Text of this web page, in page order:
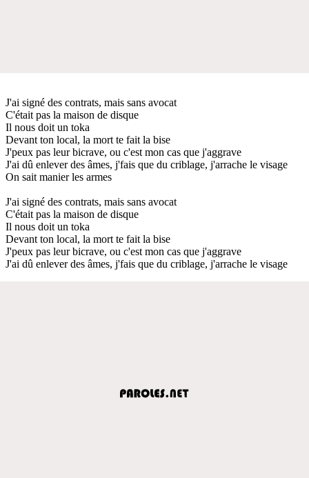
J'ai signé des contrats, mais sans avocat
C'était pas la maison de disque
Il nous doit un toka
Devant ton local, la mort te fait la bise
J'peux pas leur bicrave, ou c'est mon cas que j'aggrave
J'ai dû enlever des âmes, j'fais que du criblage, j'arrache le visage
On sait manier les armes
J'ai signé des contrats, mais sans avocat
C'était pas la maison de disque
Il nous doit un toka
Devant ton local, la mort te fait la bise
J'peux pas leur bicrave, ou c'est mon cas que j'aggrave
J'ai dû enlever des âmes, j'fais que du criblage, j'arrache le visage